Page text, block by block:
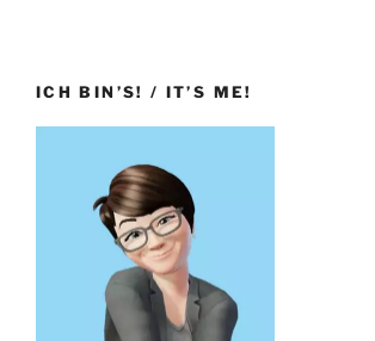
ICH BIN’S! / IT’S ME!